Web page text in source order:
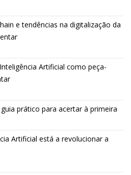
e tendências na digitalização da
Artificial como peça-
prático para acertar à primeira
Artificial está a revolucionar a